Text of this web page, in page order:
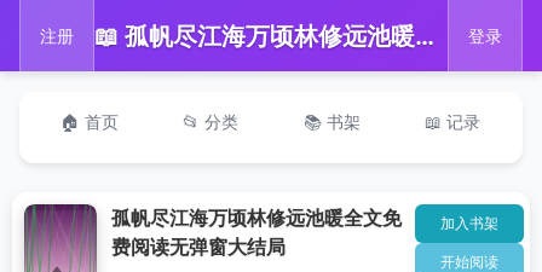
注册 📖 孤帆尽江海万顷林修远池暖全文免费阅读无弹窗大结局 登录
🏠 首页 📂 分类 📚 书架 📖 记录
孤帆尽江海万顷林修远池暖全文免
费阅读无弹窗大结局
加入书架
开始阅读